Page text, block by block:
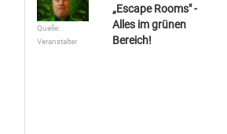
Quelle:
Veranstalter
„Escape Rooms" -
Alles im grünen
Bereich!